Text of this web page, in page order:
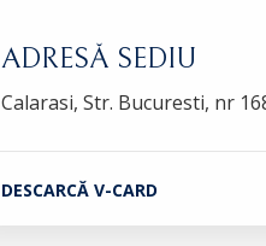
ADRESĂ SEDIU
Calarasi, Str. Bucuresti, nr
DESCARCĂ V-CARD